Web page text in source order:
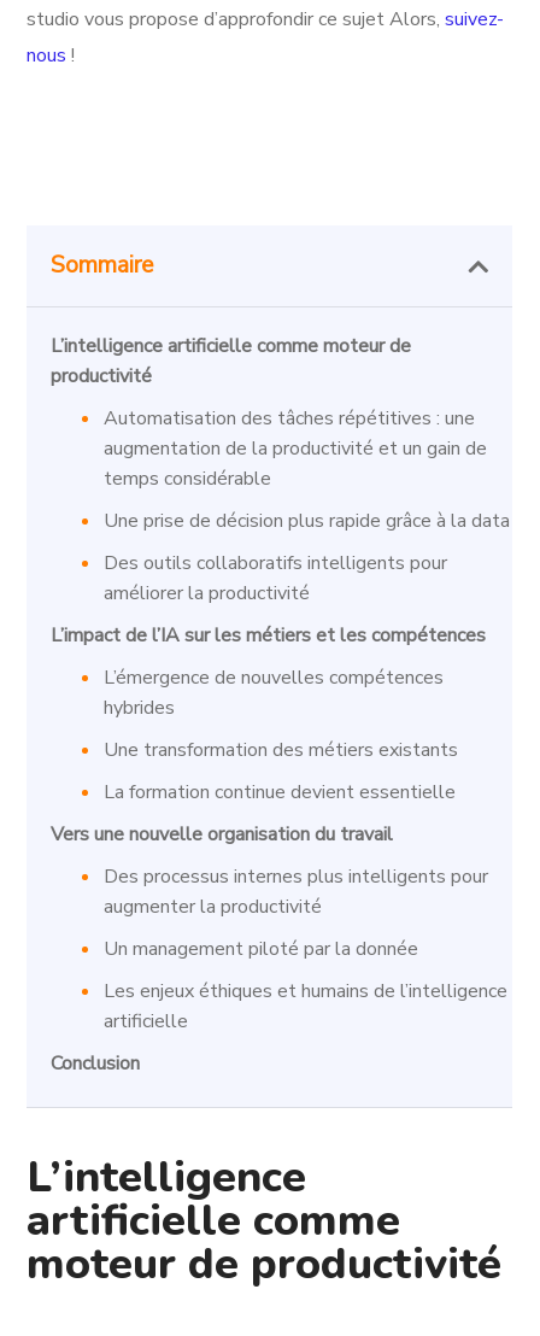
studio vous propose d’approfondir ce sujet Alors,suivez-
nous !
Sommaire
L’intelligence artificielle comme moteur de
productivité
Automatisation des tâches répétitives : une
augmentation de la productivité et un gain de
temps considérable
Une prise de décision plus rapide grâce à la data
Des outils collaboratifs intelligents pour
améliorer la productivité
L’impact de l’IA sur les métiers et les compétences
L’émergence de nouvelles compétences
hybrides
Une transformation des métiers existants
La formation continue devient essentielle
Vers une nouvelle organisation du travail
Des processus internes plus intelligents pour
augmenter la productivité
Un management piloté par la donnée
Les enjeux éthiques et humains de l’intelligence
artificielle
Conclusion
L’intelligence
artificielle comme
moteur de productivité